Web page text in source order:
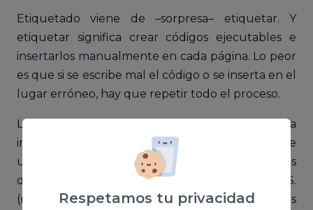
Respetamos tu privacidad
Etiquetado viene de –sorpresa– etiquetar. Y
etiquetar significa crear códigos ejecutables e
insertarlos manualmente en cada página. Lo peor
es que si se escribe mal el código o se inserta en el
lugar erróneo, hay que repetir todo el proceso.
Las etiquetas o tags son esenciales para medir la
interacción de los usuarios con las funciones de
una web, para medir el impacto de las campañas
de publicidad, para vincular la web con las RR.SS.
(redes sociales), para trackear la misma, las